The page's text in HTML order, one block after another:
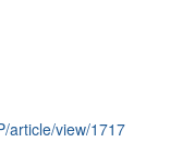
article/view/1717